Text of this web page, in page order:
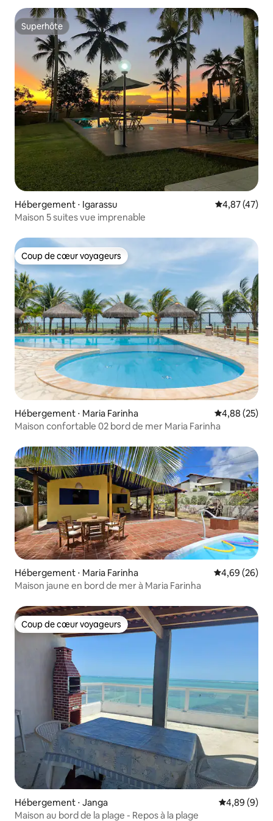
Superhôte
Superhôte
Hébergement ⋅ Igarassu Évaluation
4,87 (47)
Maison 5 suites vue imprenable
Coup de cœur voyageurs
Coup de cœur voyageurs
Hébergement ⋅ Maria Farinha Évaluation
4,88 (25)
Maison confortable 02 bord de mer Maria Farinha
Hébergement ⋅ Maria Farinha Évaluation
4,69 (26)
Maison jaune en bord de mer à Maria Farinha
Coup de cœur voyageurs
Coup de cœur voyageurs
Hébergement ⋅ Janga Évaluation
4,89 (9)
Maison au bord de la plage - Repos à la plage